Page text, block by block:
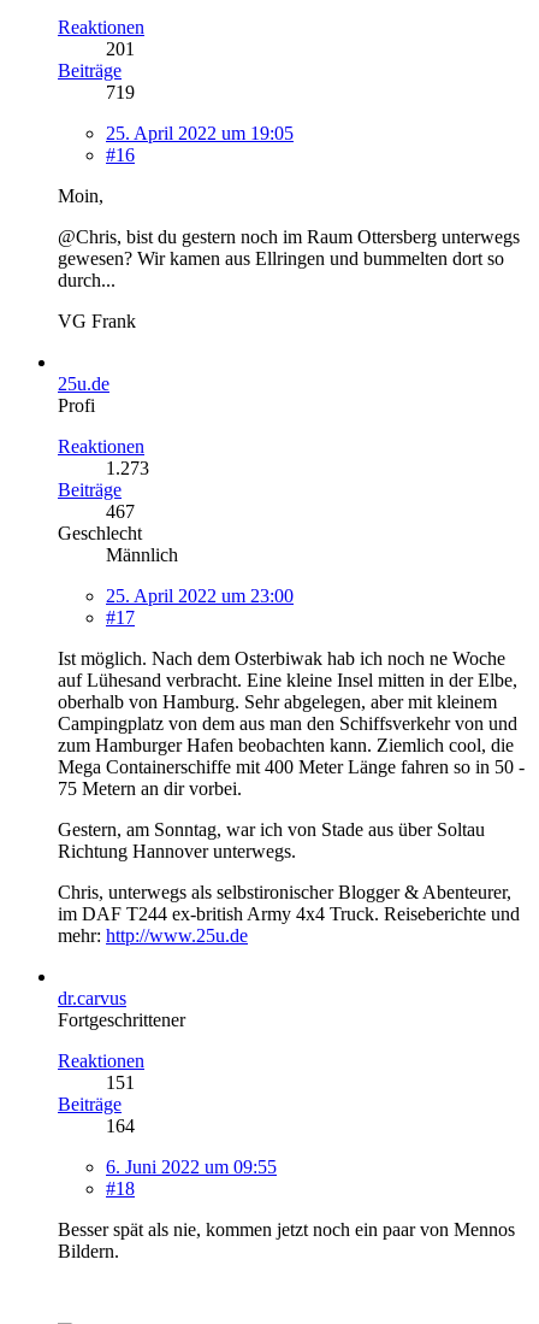
Reaktionen
201
Beiträge
719
25. April 2022 um 19:05
#16
Moin,
@Chris, bist du gestern noch im Raum Ottersberg unterwegs
gewesen? Wir kamen aus Ellringen und bummelten dort so
durch...
VG Frank
25u.de
Profi
Reaktionen
1.273
Beiträge
467
Geschlecht
Männlich
25. April 2022 um 23:00
#17
Ist möglich. Nach dem Osterbiwak hab ich noch ne Woche
auf Lühesand verbracht. Eine kleine Insel mitten in der Elbe,
oberhalb von Hamburg. Sehr abgelegen, aber mit kleinem
Campingplatz von dem aus man den Schiffsverkehr von und
zum Hamburger Hafen beobachten kann. Ziemlich cool, die
Mega Containerschiffe mit 400 Meter Länge fahren so in 50 -
75 Metern an dir vorbei.
Gestern, am Sonntag, war ich von Stade aus über Soltau
Richtung Hannover unterwegs.
Chris, unterwegs als selbstironischer Blogger & Abenteurer,
im DAF T244 ex-british Army 4x4 Truck. Reiseberichte und
mehr: http://www.25u.de
dr.carvus
Fortgeschrittener
Reaktionen
151
Beiträge
164
6. Juni 2022 um 09:55
#18
Besser spät als nie, kommen jetzt noch ein paar von Mennos
Bildern.